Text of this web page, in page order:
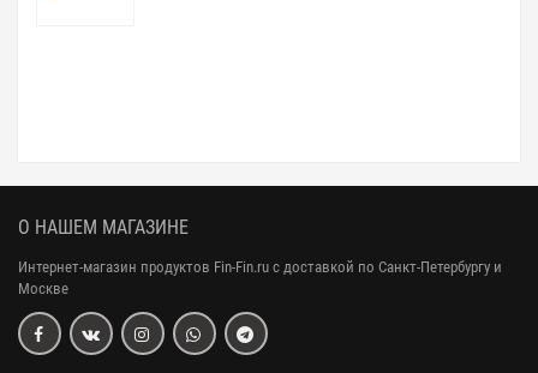
О НАШЕМ МАГАЗИНЕ
Интернет-магазин продуктов Fin-Fin.ru с доставкой по Санкт-Петербургу и
Москве